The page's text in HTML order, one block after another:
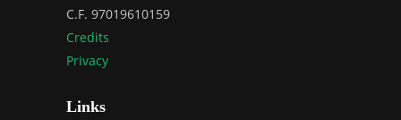
C.F. 97019610159
Credits
Privacy
Links